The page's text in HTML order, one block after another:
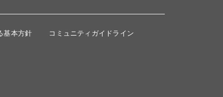
基本方針 コミュニティガイドライン